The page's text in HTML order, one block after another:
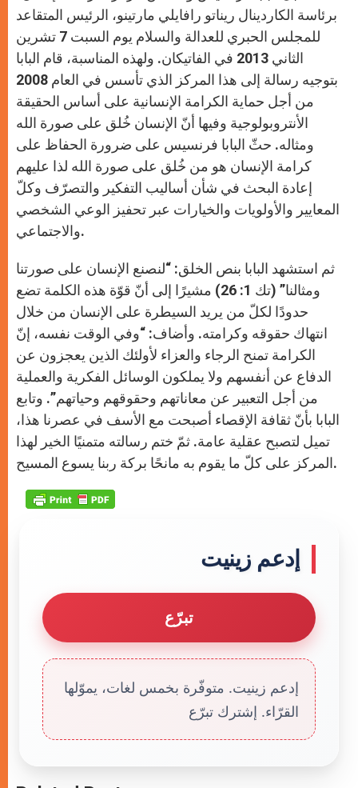
r
برئاسة الكاردينال ريناتو رافايلي مارتينو، الرئيس المتقاعد
للمجلس الحبري للعدالة والسلام يوم السبت 7 تشرين
الثاني 2013 في الفاتيكان. ولهذه المناسبة، قام البابا
بتوجيه رسالة إلى هذا المركز الذي تأسس في العام 2008
من أجل حماية الكرامة الإنسانية على أساس الحقيقة
الأنتروبولوجية وفيها أنّ الإنسان خُلق على صورة الله
ومثاله. حثّ البابا فرنسيس على ضرورة الحفاظ على
كرامة الإنسان هو من خُلق على صورة الله لذا عليهم
إعادة البحث في شأن أساليب التفكير والتصرّف وكلّ
المعايير والأولويات والخيارات عبر تحفيز الوعي الشخصي
والاجتماعي.
ثم استشهد البابا بنص الخلق: “لنصنع الإنسان على صورتنا
ومثالنا” (تك 1: 26) مشيرًا إلى أنّ قوّة هذه الكلمة تضع
حدودًا لكلّ من يريد السيطرة على الإنسان من خلال
انتهاك حقوقه وكرامته. وأضاف: “وفي الوقت نفسه، إنّ
الكرامة تمنح الرجاء والعزاء لأولئك الذين يعجزون عن
الدفاع عن أنفسهم ولا يملكون الوسائل الفكرية والعملية
من أجل التعبير عن معاناتهم وحقوقهم وحياتهم”. وتابع
البابا بأنّ ثقافة الإقصاء أصبحت مع الأسف في عصرنا هذا،
تميل لتصبح عقلية عامة. ثمّ ختم رسالته متمنيًا الخير لهذا
المركز على كلّ ما يقوم به مانحًا بركة ربنا يسوع المسيح.
إدعم زينيت
تبرّع
إدعم زينيت. متوفّرة بخمس لغات، يموّلها
القرّاء. إشترك تبرّع